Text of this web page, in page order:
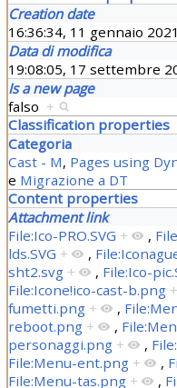
Creation date
16:36:34, 11 gennaio 2021
Data di modifica
19:08:05, 17 settembre
Is a new page
falso +
Classification properties
Categoria
Cast - M, Pages using
e Migrazione a DT
Content properties
Attachment link
File:Ico-PRO.SVG + ,
lds.SVG + ,
sht2.svg + , File:Ico-
File:Icone!ico-cast-b.png +
fumetti.png + ,
reboot.png + ,
personaggi.png + ,
File:Menu-ent.png + ,
File:Menu-tas.png + ,